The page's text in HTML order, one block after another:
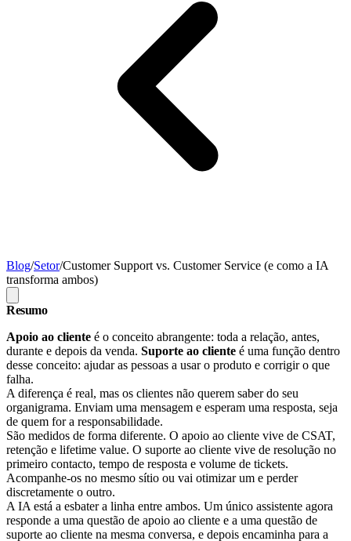
Blog/Setor/Customer Support vs. Customer Service (e como a IA
transforma ambos)
Resumo
Apoio ao cliente é o conceito abrangente: toda a relação, antes,
durante e depois da venda. Suporte ao cliente é uma função dentro
desse conceito: ajudar as pessoas a usar o produto e corrigir o que
falha.
A diferença é real, mas os clientes não querem saber do seu
organigrama. Enviam uma mensagem e esperam uma resposta, seja
de quem for a responsabilidade.
São medidos de forma diferente. O apoio ao cliente vive de CSAT,
retenção e lifetime value. O suporte ao cliente vive de resolução no
primeiro contacto, tempo de resposta e volume de tickets.
Acompanhe-os no mesmo sítio ou vai otimizar um e perder
discretamente o outro.
A IA está a esbater a linha entre ambos. Um único assistente agora
responde a uma questão de apoio ao cliente e a uma questão de
suporte ao cliente na mesma conversa, e depois encaminha para a